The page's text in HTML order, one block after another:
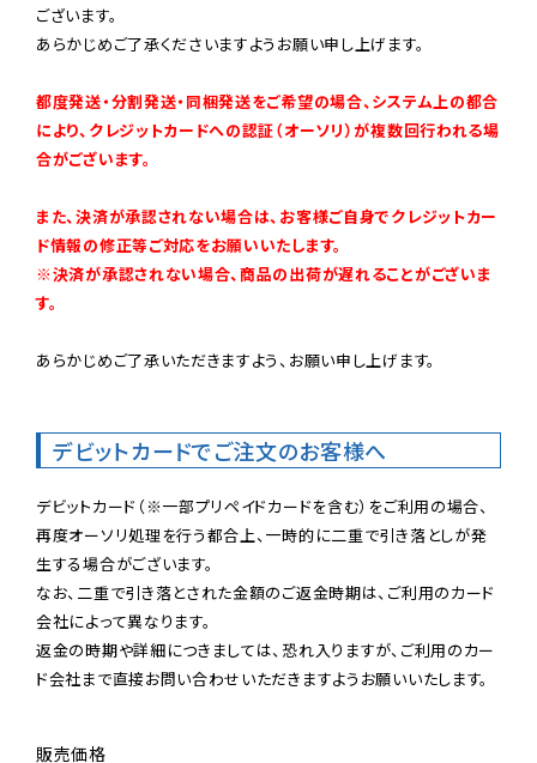
ございます。
あらかじめご了承くださいますようお願い申し上げます。
都度発送・分割発送・同梱発送をご希望の場合、システム上の都合
により、クレジットカードへの認証（オーソリ）が複数回行われる場
合がございます。
また、決済が承認されない場合は、お客様ご自身でクレジットカー
ド情報の修正等ご対応をお願いいたします。
※決済が承認されない場合、商品の出荷が遅れることがございま
す。
あらかじめご了承いただきますよう、お願い申し上げます。
デビットカードでご注文のお客様へ
デビットカード（※一部プリペイドカードを含む）をご利用の場合、
再度オーソリ処理を行う都合上、一時的に二重で引き落としが発
生する場合がございます。
なお、二重で引き落とされた金額のご返金時期は、ご利用のカード
会社によって異なります。
返金の時期や詳細につきましては、恐れ入りますが、ご利用のカー
ド会社まで直接お問い合わせいただきますようお願いいたします。